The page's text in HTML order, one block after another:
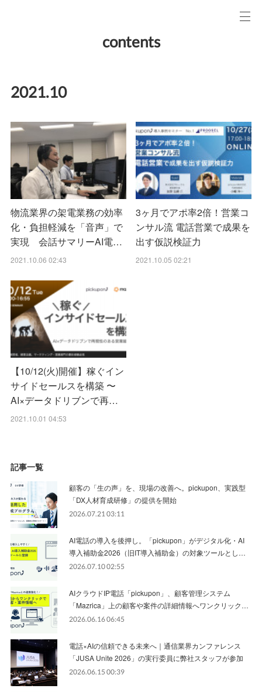
contents
2021.10
物流業界の架電業務の効率
化・負担軽減を「音声」で
実現 会話サマリーAI電…
2021.10.06 02:43
3ヶ月でアポ率2倍！営業コ
ンサル流 電話営業で成果を
出す仮説検証力
2021.10.05 02:21
【10/12(火)開催】稼ぐイン
サイドセールスを構築 〜
AI×データドリブンで再…
2021.10.01 04:53
記事一覧
顧客の「生の声」を、現場の改善へ。pickupon、実践型
「DX人材育成研修」の提供を開始
2026.07.21 03:11
AI電話の導入を後押し。「pickupon」がデジタル化・AI
導入補助金2026（旧IT導入補助金）の対象ツールとし…
2026.07.10 02:55
AIクラウドIP電話「pickupon」、顧客管理システム
「Mazrica」上の顧客や案件の詳細情報へワンクリック…
2026.06.16 06:45
電話×AIの信頼できる未来へ｜通信業界カンファレンス
「JUSA Unite 2026」の実行委員に弊社スタッフが参加
2026.06.15 00:39